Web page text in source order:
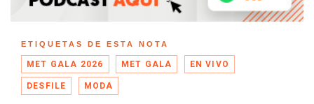
ETIQUETAS DE ESTA NOTA
MET GALA 2026 MET GALA EN VIVO
DESFILE MODA